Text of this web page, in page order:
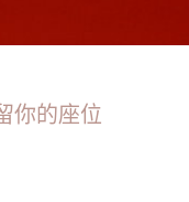
你的座位